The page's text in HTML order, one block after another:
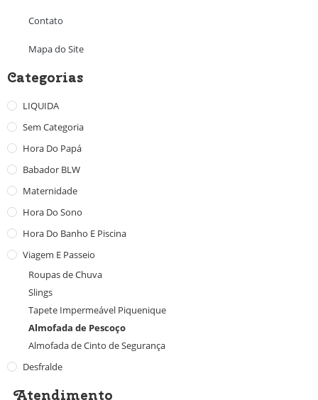
Contato
Mapa do Site
Categorias
LIQUIDA
Sem Categoria
Hora Do Papá
Babador BLW
Maternidade
Hora Do Sono
Hora Do Banho E Piscina
Viagem E Passeio
Roupas de Chuva
Slings
Tapete Impermeável Piquenique
Almofada de Pescoço
Almofada de Cinto de Segurança
Desfralde
Atendimento